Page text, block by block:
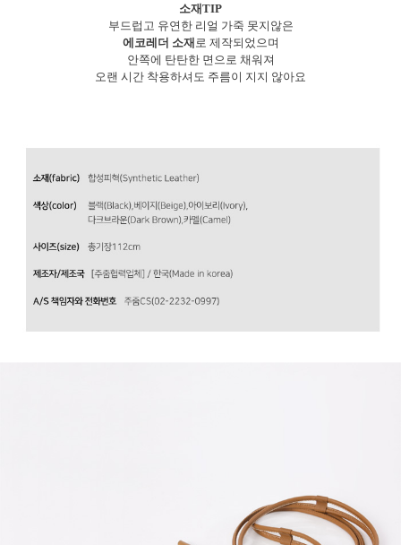
소재TIP
부드럽고 유연한 리얼 가죽 못지않은
에코레더 소재 로 제작되었으며
안쪽에 탄탄한 면으로 채워져
오랜 시간 착용하셔도 주름이 지지 않아요